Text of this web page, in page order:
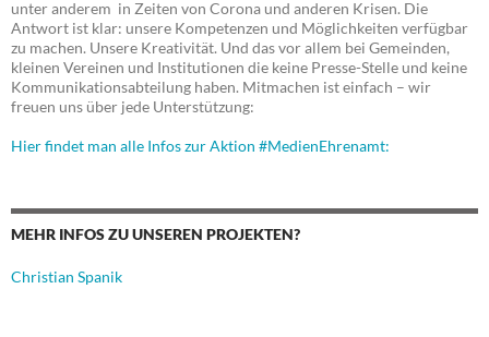
unter anderem in Zeiten von Corona und anderen Krisen. Die
Antwort ist klar: unsere Kompetenzen und Möglichkeiten verfügbar
zu machen. Unsere Kreativität. Und das vor allem bei Gemeinden,
kleinen Vereinen und Institutionen die keine Presse-Stelle und keine
Kommunikationsabteilung haben. Mitmachen ist einfach – wir
freuen uns über jede Unterstützung:
Hier findet man alle Infos zur Aktion #MedienEhrenamt:
MEHR INFOS ZU UNSEREN PROJEKTEN?
Christian Spanik